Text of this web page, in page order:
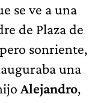
se ve a una
de Plaza de
sonriente,
una
Alejandro,